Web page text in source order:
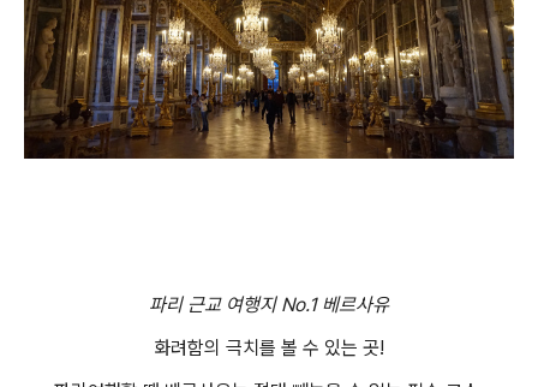
파리 근교 여행지 No.1 베르사유
화려함의 극치를 볼 수 있는 곳!